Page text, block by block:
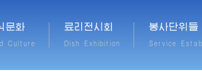
문화
Culture
료리전시회
Dish Exhibition
봉사단위들
Service